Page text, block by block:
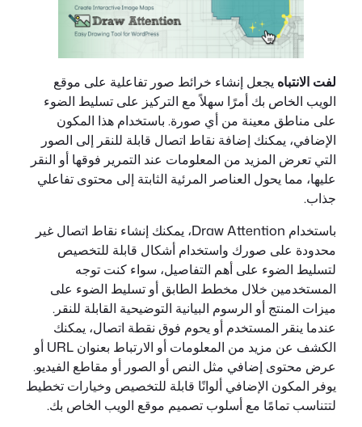
لفت الانتباهيجعل إنشاء خرائط صور تفاعلية على موقع
الويب الخاص بك أمرًا سهلاً مع التركيز على تسليط الضوء
على مناطق معينة من أي صورة. باستخدام هذا المكون
الإضافي، يمكنك إضافة نقاط اتصال قابلة للنقر إلى الصور
التي تعرض المزيد من المعلومات عند التمرير فوقها أو النقر
عليها، مما يحول العناصر المرئية الثابتة إلى محتوى تفاعلي
جذاب.
باستخدام Draw Attention، يمكنك إنشاء نقاط اتصال غير
محدودة على صورك واستخدام أشكال قابلة للتخصيص
لتسليط الضوء على أهم التفاصيل، سواء كنت توجه
المستخدمين خلال مخطط الطابق أو تسليط الضوء على
ميزات المنتج أو الرسوم البيانية التوضيحية القابلة للنقر.
عندما ينقر المستخدم أو يحوم فوق نقطة اتصال، يمكنك
الكشف عن مزيد من المعلومات أو الارتباط بعنوان URL أو
عرض محتوى إضافي مثل النص أو الصور أو مقاطع الفيديو.
يوفر المكون الإضافي ألوانًا قابلة للتخصيص وخيارات تخطيط
لتتناسب تمامًا مع أسلوب تصميم موقع الويب الخاص بك.